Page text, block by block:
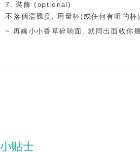
7. 裝飾 (optional)
不落個湯碟度, 用量杯(或任何有咀的
~ 再嬸小小香草碎响面, 就同出面收你
小貼士